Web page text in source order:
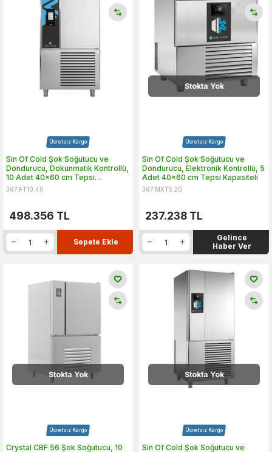
Ücretsiz Kargo
Sin Of Cold Şok Soğutucu ve
Dondurucu, Dokunmatik Kontrollü,
10 Adet 40x60 cm Tepsi
Kapasiteli
367.FT10.40
498.356 TL
Sepete Ekle
Stokta Yok
Ücretsiz Kargo
Sin Of Cold Şok Soğutucu ve
Dondurucu, Elektronik Kontrollü, 5
Adet 40x60 cm Tepsi Kapasiteli
367.MXT5.20
237.238 TL
Gelince
Haber Ver
Stokta Yok
Ücretsiz Kargo
Crystal CBF 56 Şok Soğutucu, 10
Stokta Yok
Ücretsiz Kargo
Sin Of Cold Şok Soğutucu ve